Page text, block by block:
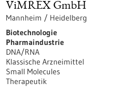
ViMREX GmbH
Mannheim / Heidelberg
Biotechnologie
Pharmaindustrie
DNA/RNA
Klassische Arzneimittel
Small Molecules
Therapeutik